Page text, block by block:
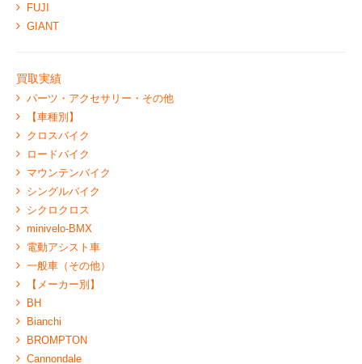
FUJI
GIANT
買取実績
パーツ・アクセサリー・その他
【車種別】
クロスバイク
ロードバイク
マウンテンバイク
シングルバイク
シクロクロス
minivelo-BMX
電動アシスト車
一般車（その他）
【メーカー別】
BH
Bianchi
BROMPTON
Cannondale